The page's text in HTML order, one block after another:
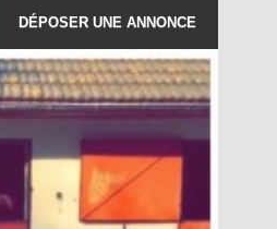
DÉPOSER UNE ANNONCE